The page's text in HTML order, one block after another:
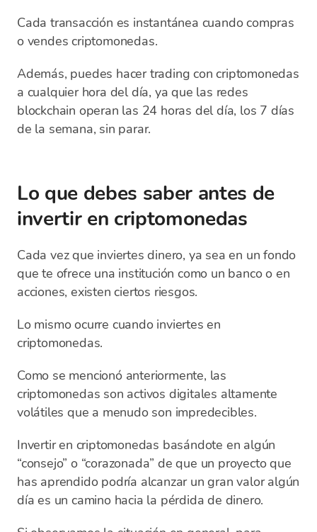
Cada transacción es instantánea cuando compras
o vendes criptomonedas.
Además, puedes hacer trading con criptomonedas
a cualquier hora del día, ya que las redes
blockchain operan las 24 horas del día, los 7 días
de la semana, sin parar.
Lo que debes saber antes de
invertir en criptomonedas
Cada vez que inviertes dinero, ya sea en un fondo
que te ofrece una institución como un banco o en
acciones, existen ciertos riesgos.
Lo mismo ocurre cuando inviertes en
criptomonedas.
Como se mencionó anteriormente, las
criptomonedas son activos digitales altamente
volátiles que a menudo son impredecibles.
Invertir en criptomonedas basándote en algún
“consejo” o “corazonada” de que un proyecto que
has aprendido podría alcanzar un gran valor algún
día es un camino hacia la pérdida de dinero.